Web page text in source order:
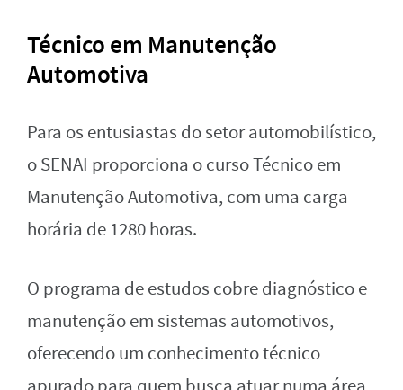
Técnico em Manutenção
Automotiva
Para os entusiastas do setor automobilístico,
o SENAI proporciona o curso Técnico em
Manutenção Automotiva, com uma carga
horária de 1280 horas.
O programa de estudos cobre diagnóstico e
manutenção em sistemas automotivos,
oferecendo um conhecimento técnico